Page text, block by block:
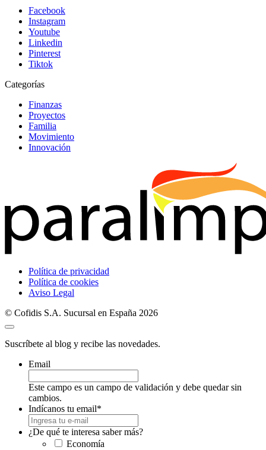
Facebook
Instagram
Youtube
Linkedin
Pinterest
Tiktok
Categorías
Finanzas
Proyectos
Familia
Movimiento
Innovación
Política de privacidad
Política de cookies
Aviso Legal
© Cofidis S.A. Sucursal en España 2026
Suscríbete al blog y recibe las novedades.
Email
Este campo es un campo de validación y debe quedar sin
cambios.
Indícanos tu email*
¿De qué te interesa saber más?
Economía